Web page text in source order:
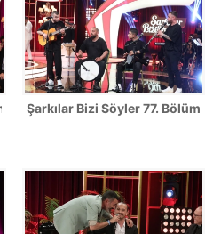
Fotoğrafları
Şarkılar Bizi Söyler 77. Bölüm